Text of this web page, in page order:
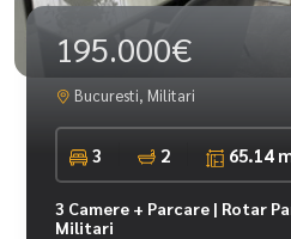
195.000€
Bucuresti, Militari
3 2 65.14
3 Camere + Parcare | Rotar
Militari